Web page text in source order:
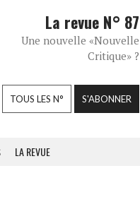
La revue N° 87
Une nouvelle «Nouvelle
Critique» ?
TOUS LES N° S'ABONNER
LA REVUE